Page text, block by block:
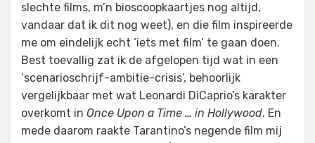
slechte films, m’n bioscoopkaartjes nog altijd,
vandaar dat ik dit nog weet), en die film inspireerde
me om eindelijk echt ‘iets met film’ te gaan doen.
Best toevallig zat ik de afgelopen tijd wat in een
‘scenarioschrijf-ambitie-crisis’, behoorlijk
vergelijkbaar met wat Leonardi DiCaprio’s karakter
overkomt in Once Upon a Time … in Hollywood. En
mede daarom raakte Tarantino’s negende film mij